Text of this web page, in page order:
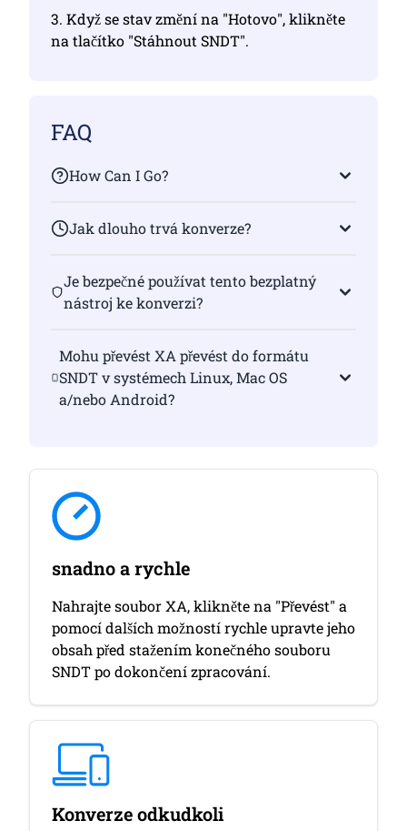
3. Když se stav změní na "Hotovo", klikněte
na tlačítko "Stáhnout SNDT".
FAQ
How Can I Go?
Jak dlouho trvá konverze?
Je bezpečné používat tento bezplatný
nástroj ke konverzi?
Mohu převést XA převést do formátu
SNDT v systémech Linux, Mac OS
a/nebo Android?
snadno a rychle
Nahrajte soubor XA, klikněte na "Převést" a
pomocí dalších možností rychle upravte jeho
obsah před stažením konečného souboru
SNDT po dokončení zpracování.
Konverze odkudkoli